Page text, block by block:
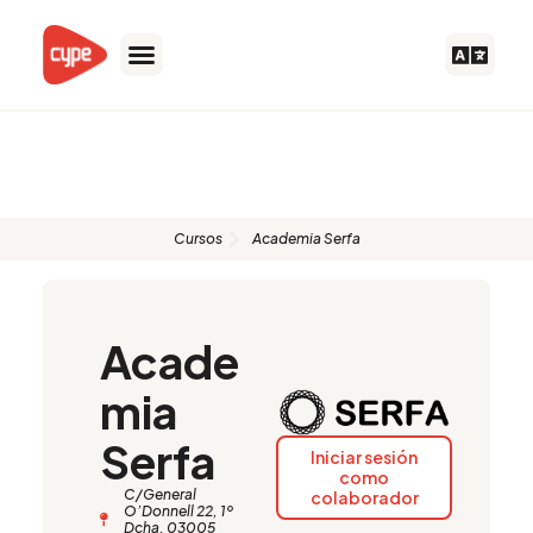
contenido
Cursos Academia Serfa
Acade
mia
Serfa
C/General
O’Donnell 22, 1º
Dcha. 03005
Iniciar sesión
como
colaborador